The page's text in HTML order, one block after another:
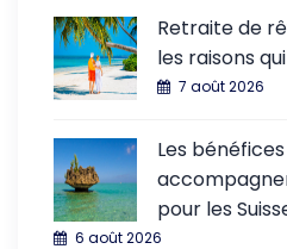
Retraite de
les raisons
7 août 2026
Les bénéfices
pour les
6 août 2026